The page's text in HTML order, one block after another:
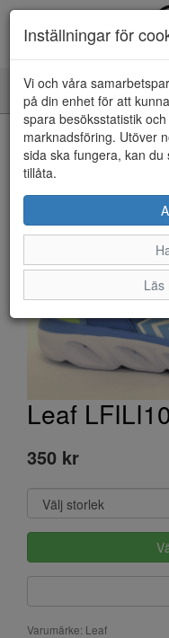
Toggle
navigation
HEM
Leaf
350 kr
Varumärke: Leaf
Inställningar för
Vi och våra
på din enhet för att
spara besöksstatistik
marknadsföring. Utöver
sida ska fungera, kan du
tillåta.
Läs